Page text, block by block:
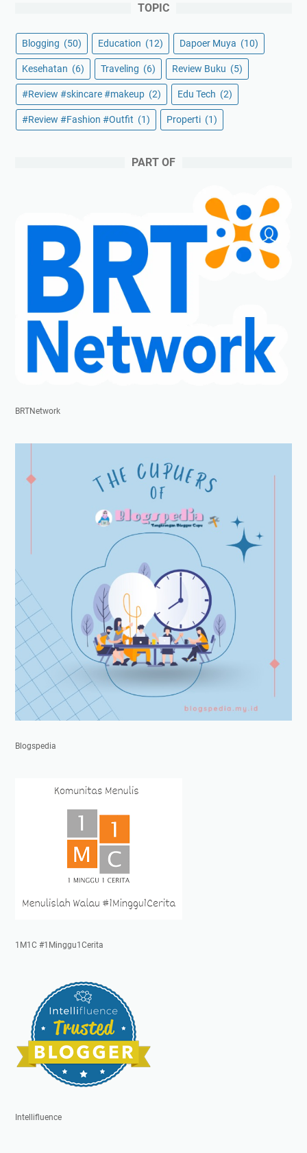
TOPIC
Blogging (50) Education (12) Dapoer Muya (10)
Kesehatan (6) Traveling (6) Review Buku (5)
#Review #skincare #makeup (2) Edu Tech (2)
#Review #Fashion #Outfit (1) Properti (1)
PART OF
BRTNetwork
Blogspedia
1M1C #1Minggu1Cerita
Intellifluence